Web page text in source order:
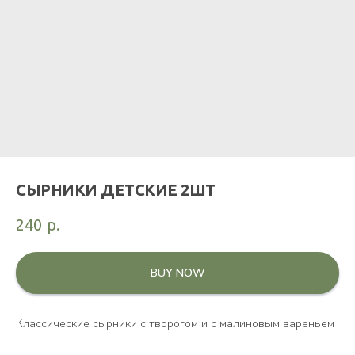
СЫРНИКИ ДЕТСКИЕ 2ШТ
240 р.
BUY NOW
Классические сырники с творогом и с малиновым вареньем